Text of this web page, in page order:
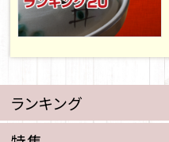
ランキング